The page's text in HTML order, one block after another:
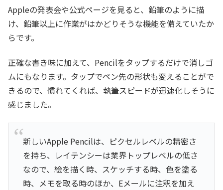
Appleの発表会や公式ページを見ると、鉛筆のように描
け、鉛筆以上に作業がはかどりそうな機能を備えていたか
らです。
正確な書き味に加えて、Pencilをタップするだけで消しゴ
ムにもなります。タップでペン先の形状も変えることがで
きるので、慣れてくれば、執筆スピードが迅速化しそうに
感じました。
新しいApple Pencilは、ピクセルレベルの精密さ
を持ち、レイテンシーは業界トップレベルの低さ
なので、絵を描く時、スケッチする時、色を塗る
時、メモを取る時のほか、Eメールに注釈を加え